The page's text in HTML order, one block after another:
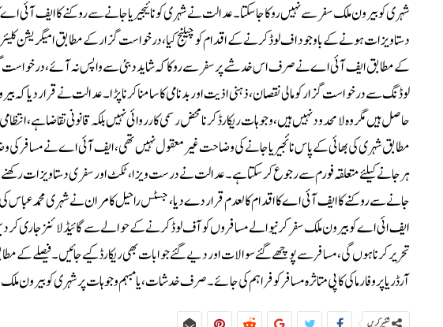
شہری کو بیرون ملک سفر سے نہیں روکا جا سکتا۔عدالت نے شہری کو نائیجیریا جانے سے روکنے کا ایف آئی
دستاویزات ہونے کے باوجود اف لوڈ کرنے کے اقدام کو چیلنج کیا، درخواست گزار کے مطابق امیگریشن
کے مطابق ایف آئی اے نے صرف اس خدشے پر سفر سے روکا کہ شاید دبئی سے واپس نہ آئے، درخواست
لوڈنگ سے درخواست گزار کو مالی نقصان، ذہنی اذیت اور بدنامی کا سامنا کرنا پڑا۔عدالت نے قرار دیا
حاصل ہیں مگر وہ لامحدود نہیں ہیں، وجوہات ریکارڈ کرنا محض رسمی کارروائی نہیں بلکہ قانونی تقاضا ہے،
مطابق شہری کی بھائی کے پاس نائجیریا جانے کی وضاحت غیر معقول نہیں تھی، ایف آئی اے نے مسافر کی
ہرجانے کیلئے متعلقہ فورم سے رجوع کر سکتا ہے۔عدالت نے درست ویزا، ٹکٹ اور سفری دستاویزات رکھنے
جانے سے روکنے کا ایف آئی اے کا اقدام کالعدم قرار دے دیا، جسٹس راحیل کامران نے شہری محمد عباس
ایف ائی اے کو بیرون ملک سفر کرنیوالے مسافروں کو آف لوڈ کرنے کے حوالے سے گائیڈلائنز جاری
تحریرکرنا ہوں گی، مسافر سے پوچھے گئے سوالات اور دیے گئے جوابات بھی ریکارڈ کیے جائیں۔فیصلے کے
آرڈر یا پروفارما کی کاپی متاثرہ مسافر کو فراہم کی جائے۔ صرف خدشات، یا مبہم وجوہات پر شہری کو بیرون
شئیر کریں